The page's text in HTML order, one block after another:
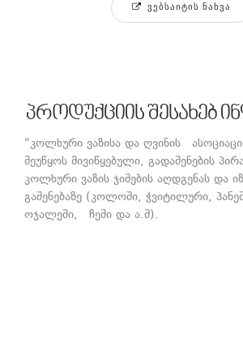
ᲕᲔᲑᲡᲐᲘᲢᲘᲡ ᲜᲐᲮᲕᲐ
პროდუქციის შესახებ
"კოლხური ვაზისა და ღვინის
შეუწყოს მივიწყებული, გადაშენების
კოლხური ვაზის ჯიშების აღდგენას და
გაშენებაზე (კოლოში, ჭვიტილური,
ოჯალეში, ჩეში და ა.შ).